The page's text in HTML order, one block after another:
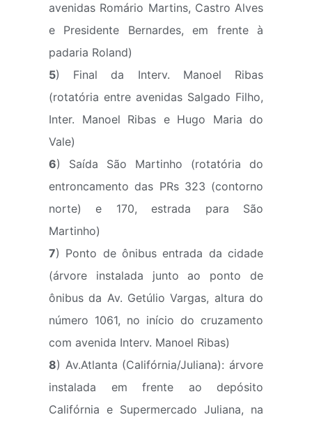
avenidas Romário Martins, Castro Alves
e Presidente Bernardes, em frente à
padaria Roland)
5) Final da Interv. Manoel Ribas
(rotatória entre avenidas Salgado Filho,
Inter. Manoel Ribas e Hugo Maria do
Vale)
6) Saída São Martinho (rotatória do
entroncamento das PRs 323 (contorno
norte) e 170, estrada para São
Martinho)
7) Ponto de ônibus entrada da cidade
(árvore instalada junto ao ponto de
ônibus da Av. Getúlio Vargas, altura do
número 1061, no início do cruzamento
com avenida Interv. Manoel Ribas)
8) Av.Atlanta (Califórnia/Juliana): árvore
instalada em frente ao depósito
Califórnia e Supermercado Juliana, na